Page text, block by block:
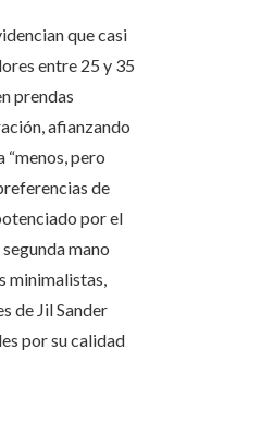
que casi
entre 25 y 35
prendas
afianzando
“menos, pero
de
por el
mano
minimalistas,
de Jil Sander
por su calidad